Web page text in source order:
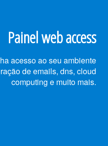
Painel web access
acesso ao seu ambiente
de emails, dns, cloud
computing e muito mais.